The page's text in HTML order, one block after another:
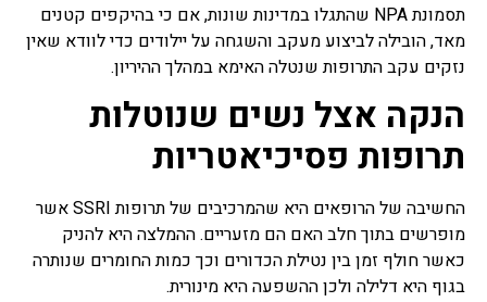
תסמונת NPA שהתגלו במדינות שונות, אם כי בהיקפים קטנים
מאד, הובילה לביצוע מעקב והשגחה על יילודים כדי לוודא שאין
נזקים עקב התרופות שנטלה האימא במהלך ההיריון.
הנקה אצל נשים שנוטלות
תרופות פסיכיאטריות
החשיבה של הרופאים היא שהמרכיבים של תרופות SSRI אשר
מופרשים בתוך חלב האם הם מזעריים. ההמלצה היא להניק
כאשר חולף זמן בין נטילת הכדורים וכך כמות החומרים שנותרה
בגוף היא דלילה ולכן ההשפעה היא מינורית.